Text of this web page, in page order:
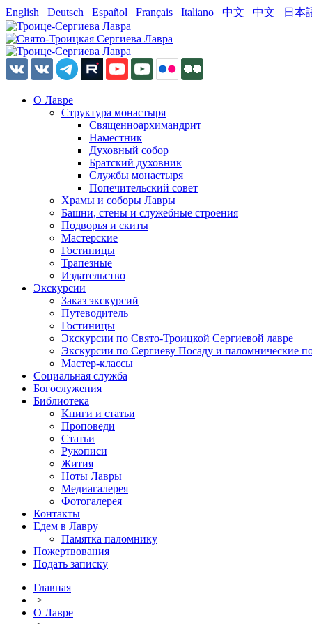
English Deutsch Español Français Italiano 中文 中文 日本
О Лавре
Структура монастыря
Священноархимандрит
Наместник
Духовный собор
Братский духовник
Службы монастыря
Попечительский совет
Храмы и соборы Лавры
Башни, стены и служебные строения
Подворья и скиты
Мастерские
Гостиницы
Трапезные
Издательство
Экскурсии
Заказ экскурсий
Путеводитель
Гостиницы
Экскурсии по Свято-Троицкой Сергиевой лавре
Экскурсии по Сергиеву Посаду и паломнические
Мастер-классы
Социальная служба
Богослужения
Библиотека
Книги и статьи
Проповеди
Статьи
Рукописи
Жития
Ноты Лавры
Медиагалерея
Фотогалерея
Контакты
Едем в Лавру
Памятка паломнику
Пожертвования
Подать записку
Главная
>
О Лавре